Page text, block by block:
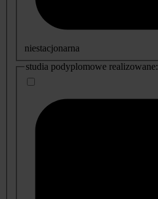
niestacjonarna
studia podyplomowe realizowane: